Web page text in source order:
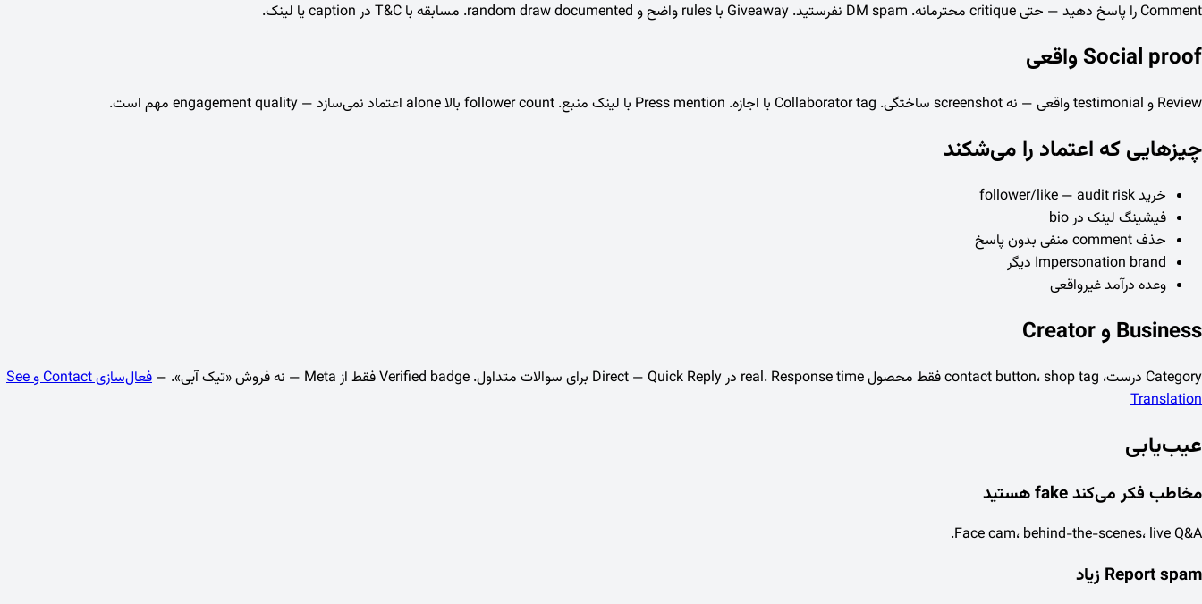
Comment را پاسخ دهید — حتی critique محترمانه. DM spam نفرستید. Giveaway با rules واضح و random draw documented. مسابقه با T&C در caption یا لینک.
Social proof واقعی
Review و testimonial واقعی — نه screenshot ساختگی. Collaborator tag با اجازه. Press mention با لینک منبع. follower count بالا alone اعتماد نمی‌سازد — engagement quality مهم است.
چیزهایی که اعتماد را می‌شکند
خرید follower/like — audit risk
فیشینگ لینک در bio
حذف comment منفی بدون پاسخ
Impersonation brand دیگر
وعده درآمد غیرواقعی
Business و Creator
Category درست، contact button، shop tag فقط محصول real. Response time در Direct — Quick Reply برای سوالات متداول. Verified badge فقط از Meta — نه فروش «تیک آبی». —
فعال‌سازی Contact و See
Translation
عیب‌یابی
مخاطب فکر می‌کند fake هستید
Face cam، behind-the-scenes، live Q&A.
Report spam زیاد